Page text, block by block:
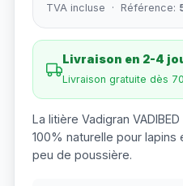
TVA incluse · Référence:
Livraison en 2-4
Livraison gratuite dès
La litière Vadigran
100% naturelle pour lapins
peu de poussière.